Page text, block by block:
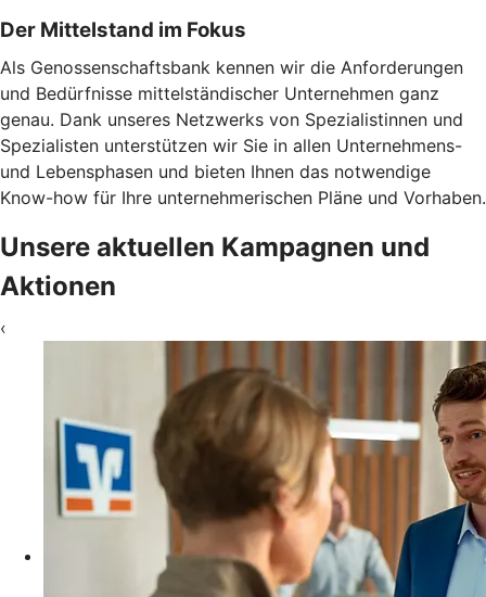
Der Mittelstand im Fokus
Als Genossenschaftsbank kennen wir die Anforderungen
und Bedürfnisse mittelständischer Unternehmen ganz
genau. Dank unseres Netzwerks von Spezialistinnen und
Spezialisten unterstützen wir Sie in allen Unternehmens-
und Lebensphasen und bieten Ihnen das notwendige
Know-how für Ihre unternehmerischen Pläne und Vorhaben.
Unsere aktuellen Kampagnen und
Aktionen
‹